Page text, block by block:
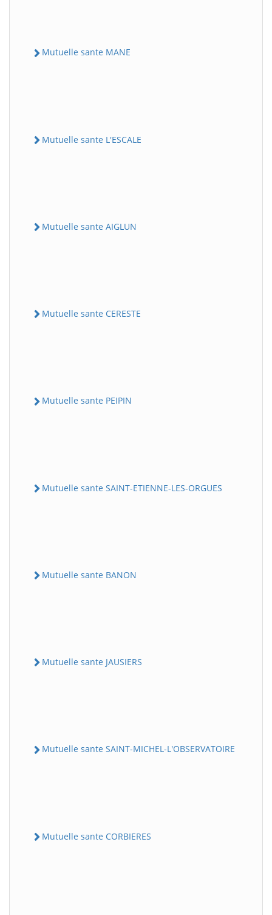
Mutuelle sante MANE
Mutuelle sante L'ESCALE
Mutuelle sante AIGLUN
Mutuelle sante CERESTE
Mutuelle sante PEIPIN
Mutuelle sante SAINT-ETIENNE-LES-ORGUES
Mutuelle sante BANON
Mutuelle sante JAUSIERS
Mutuelle sante SAINT-MICHEL-L'OBSERVATOIRE
Mutuelle sante CORBIERES